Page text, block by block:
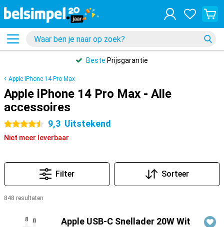
Beste Prijsgarantie
Apple iPhone 14 Pro Max
Apple iPhone 14 Pro Max - Alle
accessoires
4.5 sterren 9,3 Uitstekend
Niet meer leverbaar
Filter Sorteer
848 resultaten
Apple USB-C Snellader 20W Wit